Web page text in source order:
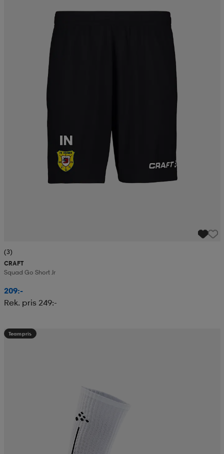
(3)
CRAFT
Squad Go Short Jr
209:-
Rek. pris 249:-
Teampris